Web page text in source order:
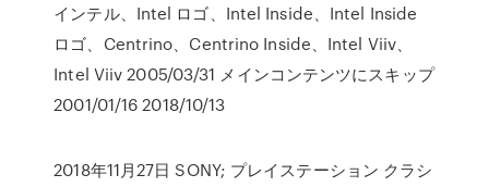
インテル、Intel ロゴ、Intel Inside、Intel Inside
ロゴ、Centrino、Centrino Inside、Intel Viiv、
Intel Viiv 2005/03/31 メインコンテンツにスキップ
2001/01/16 2018/10/13
2018年11月27日 SONY; プレイステーション クラシ